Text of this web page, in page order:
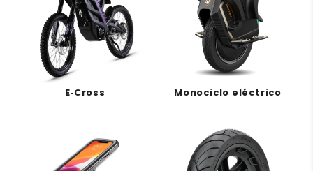
E‑Cross Monociclo eléctrico